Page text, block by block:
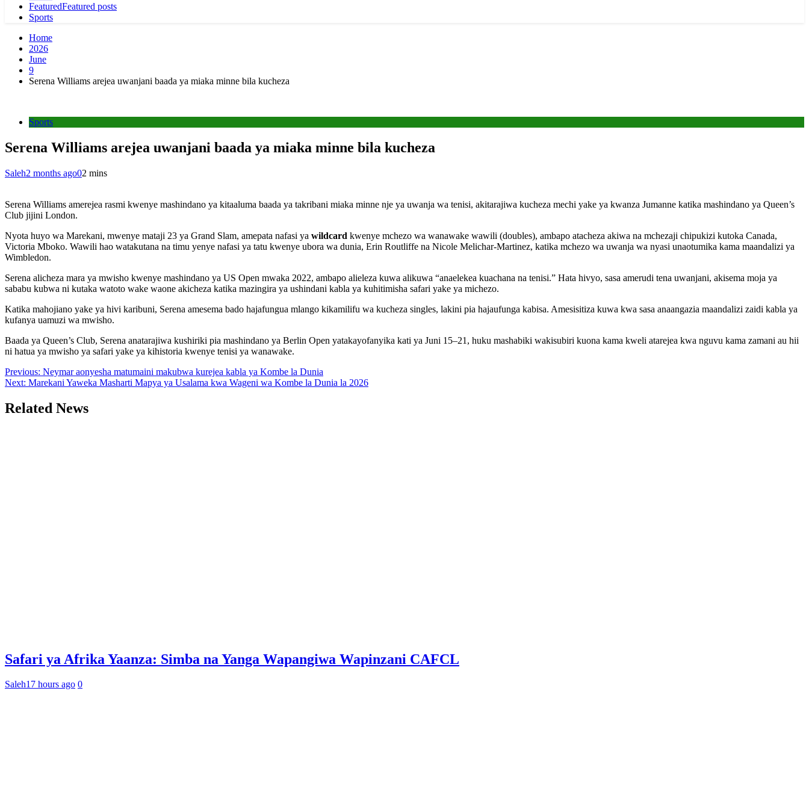
FeaturedFeatured posts
Sports
Home
2026
June
9
Serena Williams arejea uwanjani baada ya miaka minne bila kucheza
Sports
Serena Williams arejea uwanjani baada ya miaka minne bila kucheza
Saleh2 months ago02 mins
Serena Williams amerejea rasmi kwenye mashindano ya kitaaluma baada ya takribani miaka minne nje ya uwanja wa tenisi, akitarajiwa kucheza mechi yake ya kwanza Jumanne katika mashindano ya Queen’s
Club jijini London.
Nyota huyo wa Marekani, mwenye mataji 23 ya Grand Slam, amepata nafasi ya wildcard kwenye mchezo wa wanawake wawili (doubles), ambapo atacheza akiwa na mchezaji chipukizi kutoka Canada,
Victoria Mboko. Wawili hao watakutana na timu yenye nafasi ya tatu kwenye ubora wa dunia, Erin Routliffe na Nicole Melichar-Martinez, katika mchezo wa uwanja wa nyasi unaotumika kama maandalizi ya
Wimbledon.
Serena alicheza mara ya mwisho kwenye mashindano ya US Open mwaka 2022, ambapo alieleza kuwa alikuwa “anaelekea kuachana na tenisi.” Hata hivyo, sasa amerudi tena uwanjani, akisema moja ya
sababu kubwa ni kutaka watoto wake waone akicheza katika mazingira ya ushindani kabla ya kuhitimisha safari yake ya michezo.
Katika mahojiano yake ya hivi karibuni, Serena amesema bado hajafungua mlango kikamilifu wa kucheza singles, lakini pia hajaufunga kabisa. Amesisitiza kuwa kwa sasa anaangazia maandalizi zaidi kabla ya
kufanya uamuzi wa mwisho.
Baada ya Queen’s Club, Serena anatarajiwa kushiriki pia mashindano ya Berlin Open yatakayofanyika kati ya Juni 15–21, huku mashabiki wakisubiri kuona kama kweli atarejea kwa nguvu kama zamani au hii
ni hatua ya mwisho ya safari yake ya kihistoria kwenye tenisi ya wanawake.
Post
navigation
Previous: Neymar aonyesha matumaini makubwa kurejea kabla ya Kombe la Dunia
Next: Marekani Yaweka Masharti Mapya ya Usalama kwa Wageni wa Kombe la Dunia la 2026
Related News
Safari ya Afrika Yaanza: Simba na Yanga Wapangiwa Wapinzani CAFCL
Saleh17 hours ago 0